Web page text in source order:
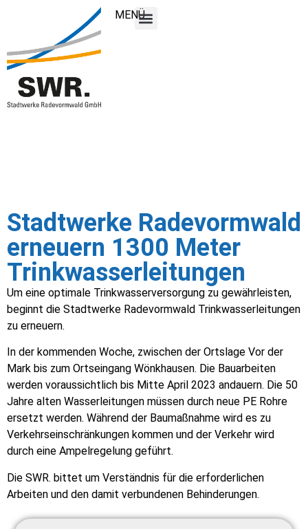
MENÜ
Stadtwerke Radevormwald
erneuern 1300 Meter
Trinkwasserleitungen
Um eine optimale Trinkwasserversorgung zu gewährleisten,
beginnt die Stadtwerke Radevormwald Trinkwasserleitungen
zu erneuern.
In der kommenden Woche, zwischen der Ortslage Vor der
Mark bis zum Ortseingang Wönkhausen. Die Bauarbeiten
werden voraussichtlich bis Mitte April 2023 andauern. Die 50
Jahre alten Wasserleitungen müssen durch neue PE Rohre
ersetzt werden. Während der Baumaßnahme wird es zu
Verkehrseinschränkungen kommen und der Verkehr wird
durch eine Ampelregelung geführt.
Die SWR. bittet um Verständnis für die erforderlichen
Arbeiten und den damit verbundenen Behinderungen.